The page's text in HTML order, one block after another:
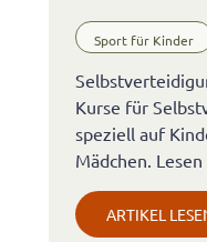
Sport für Kinder
Kurse für
speziell auf
Mädchen.
ARTIKEL